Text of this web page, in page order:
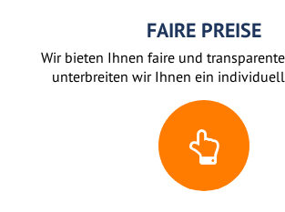
FAIRE PREISE
Wir bieten Ihnen faire und transparente
unterbreiten wir Ihnen ein